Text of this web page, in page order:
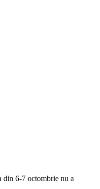
din 6-7 octombrie nu a